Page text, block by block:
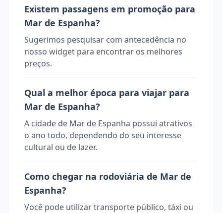
Existem passagens em promoção para
Mar de Espanha?
Sugerimos pesquisar com antecedência no
nosso widget para encontrar os melhores
preços.
Qual a melhor época para viajar para
Mar de Espanha?
A cidade de Mar de Espanha possui atrativos
o ano todo, dependendo do seu interesse
cultural ou de lazer.
Como chegar na rodoviária de Mar de
Espanha?
Você pode utilizar transporte público, táxi ou